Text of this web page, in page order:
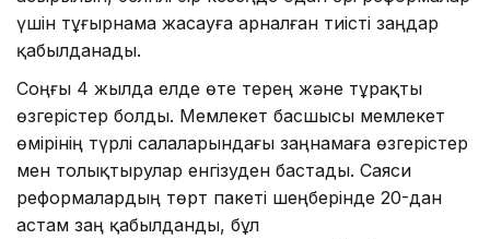
үшін тұғырнама жасауға арналған тиісті заңдар
қабылданады.
Соңғы 4 жылда елде өте терең және тұрақты
өзгерістер болды. Мемлекет басшысы мемлекет
өмірінің түрлі салаларындағы заңнамаға өзгерістер
мен толықтырулар енгізуден бастады. Саяси
реформалардың төрт пакеті шеңберінде 20-дан
астам заң қабылданды, бұл